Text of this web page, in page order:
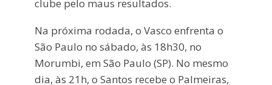
clube pelo maus resultados.
Na próxima rodada, o Vasco enfrenta o
São Paulo no sábado, às 18h30, no
Morumbi, em São Paulo (SP). No mesmo
dia, às 21h, o Santos recebe o Palmeiras,